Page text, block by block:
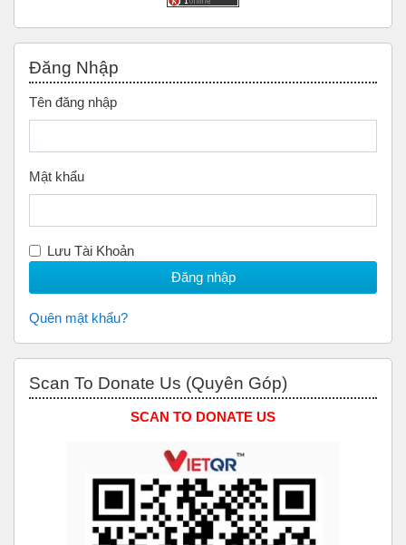
Đăng Nhập
Tên đăng nhập
Mật khẩu
Lưu Tài Khoản
Quên mật khẩu?
Scan To Donate Us (Quyên Góp)
SCAN TO DONATE US